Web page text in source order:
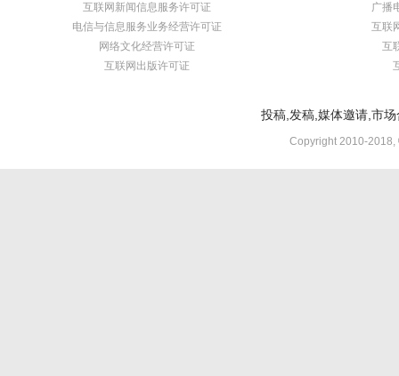
互联网新闻信息服务许可证
电信与信息服务业务经营许可证
网络文化经营许可证
互联网出版许可证
广播
互联
互
投稿,发稿,媒体邀请,市
Copyright 2010-2018,